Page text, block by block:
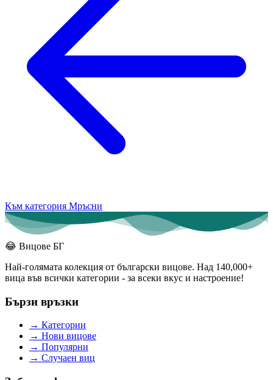
Към категория Мръсни
😂 Вицове БГ
Най-голямата колекция от български вицове. Над 140,000+
вица във всички категории - за всеки вкус и настроение!
Бързи връзки
→ Категории
→ Нови вицове
→ Популярни
→ Случаен виц